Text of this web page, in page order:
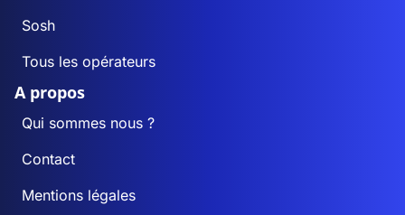
Sosh
Tous les opérateurs
A propos
Qui sommes nous ?
Contact
Mentions légales